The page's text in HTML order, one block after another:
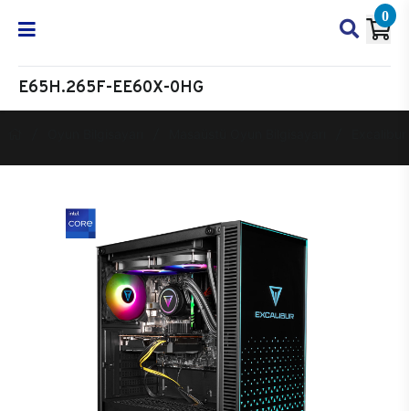
0
E65H.265F-EE60X-0HG